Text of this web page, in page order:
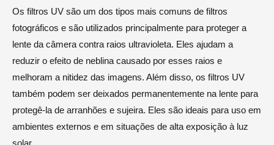
Os filtros UV são um dos tipos mais comuns de filtros
fotográficos e são utilizados principalmente para proteger a
lente da câmera contra raios ultravioleta. Eles ajudam a
reduzir o efeito de neblina causado por esses raios e
melhoram a nitidez das imagens. Além disso, os filtros UV
também podem ser deixados permanentemente na lente para
protegê-la de arranhões e sujeira. Eles são ideais para uso em
ambientes externos e em situações de alta exposição à luz
solar.